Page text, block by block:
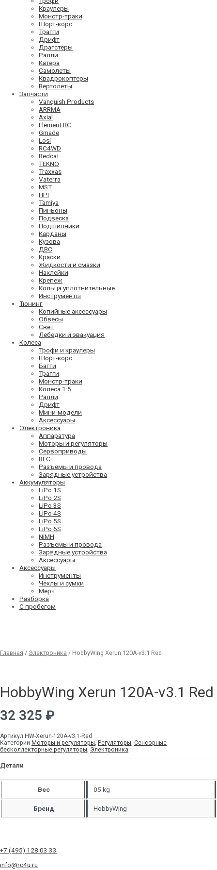
Краулеры
Монстр-траки
Шорт-корс
Трагги
Дрифт
Драгстеры
Ралли
Катера
Самолеты
Квадрокоптеры
Вертолеты
Запчасти
Vanquish Products
ARRMA
Axial
Element RC
Gmade
Losi
RC4WD
Redcat
TEKNO
Traxxas
Vaterra
MST
HPI
Tamiya
Пиньоны
Подвеска
Подшипники
Карданы
Кузова
ДВС
Краски
Жидкости и смазки
Наклейки
Крепеж
Кольца уплотнительные
Инструменты
Тюнинг
Копийные аксессуары
Обвесы
Свет
Лебедки и эвакуация
Колеса
Трофи и краулеры
Шорт-корс
Багги
Трагги
Монстр-траки
Колеса 1:5
Ралли
Дрифт
Мини-модели
Аксессуары
Электроника
Аппаратура
Моторы и регуляторы
Сервоприводы
BEC
Разъемы и провода
Зарядные устройства
Аккумуляторы
LiPo 1S
LiPo 2S
LiPo 3S
LiPo 4S
LiPo 5S
LiPo 6S
NiMH
Разъемы и провода
Зарядные устройства
Аксессуары
Аксессуары
Инструменты
Чехлы и сумки
Мерч
Разборка
С пробегом
Главная / Электроника / HobbyWing Xerun 120A-v3.1 Red
HobbyWing Xerun 120A-v3.1 Red
32 325 ₽
Артикул HW-Xerun-120A-v3.1-Red
Категории Моторы и регуляторы Регуляторы Сенсорные
бесколлекторные регуляторы Электроника
Детали
Вес 05 kg
Бренд HobbyWing
+7 (495) 128 03 33
info@rc4u.ru